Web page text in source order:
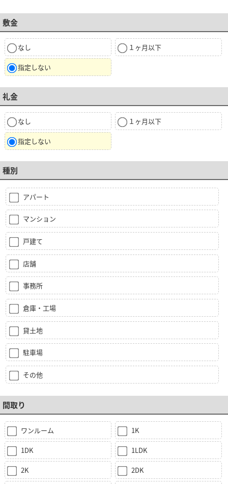
敷金
なし １ヶ月以下
指定しない
礼金
なし １ヶ月以下
指定しない
種別
アパート
マンション
戸建て
店舗
事務所
倉庫・工場
貸土地
駐車場
その他
間取り
ワンルーム 1K
1DK 1LDK
2K 2DK